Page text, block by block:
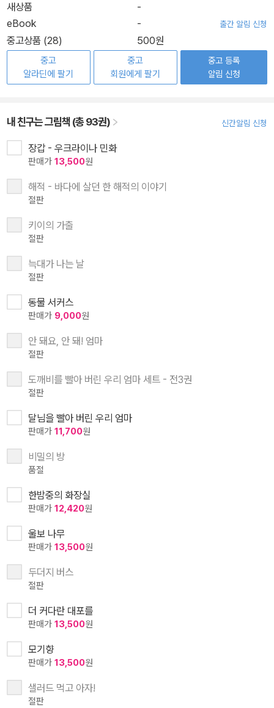
새상품
-
eBook
- 출간 알림 신청
중고상품 (28) 500원
중고
알라딘에 팔기
중고
회원에게 팔기
중고 등록
알림 신청
내 친구는 그림책 (총 93권) 신간알림 신청
장갑 - 우크라이나 민화
판매가 13,500원
해적 - 바다에 살던 한 해적의 이야기
절판
키이의 가출
절판
늑대가 나는 날
절판
동물 서커스
판매가 9,000원
안 돼요, 안 돼! 엄마
절판
도깨비를 빨아 버린 우리 엄마 세트 - 전3권
절판
달님을 빨아 버린 우리 엄마
판매가 11,700원
비밀의 방
품절
한밤중의 화장실
판매가 12,420원
울보 나무
판매가 13,500원
두더지 버스
절판
더 커다란 대포를
판매가 13,500원
모기향
판매가 13,500원
샐러드 먹고 아자!
절판